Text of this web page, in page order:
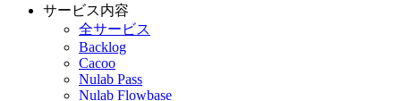
サービス内容
全サービス
Backlog
Cacoo
Nulab Pass
Nulab Flowbase